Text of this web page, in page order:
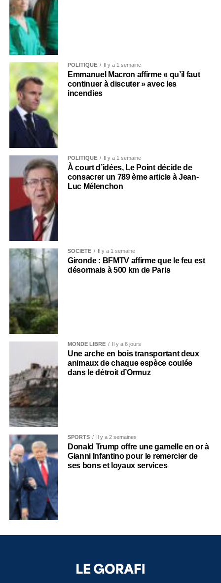
POLITIQUE Il y a 1 semaine
Emmanuel Macron affirme « qu’il faut
continuer à discuter » avec les
incendies
POLITIQUE Il y a 1 semaine
À court d’idées, Le Point décide de
consacrer un 789 ème article à Jean-
Luc Mélenchon
SOCIÉTÉ Il y a 1 semaine
Gironde : BFMTV affirme que le feu est
désormais à 500 km de Paris
MONDE LIBRE Il y a 6 jours
Une arche en bois transportant deux
animaux de chaque espèce coulée
dans le détroit d’Ormuz
SPORTS Il y a 2 semaines
Donald Trump offre une gamelle en or à
Gianni Infantino pour le remercier de
ses bons et loyaux services